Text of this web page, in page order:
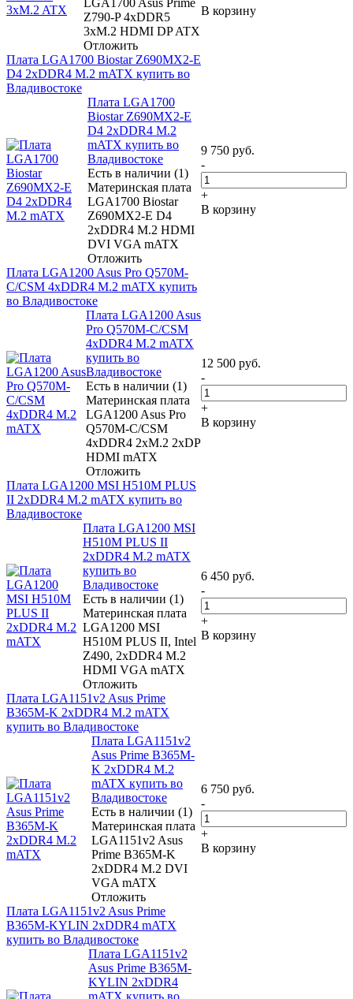
Z790-P 4xDDR5
3xM.2 HDMI DP ATX
Отложить
В корзину
Плата LGA1700 Biostar Z690MX2-E
D4 2xDDR4 M.2 mATX купить во
Владивостоке
Плата LGA1700
Biostar Z690MX2-E
D4 2xDDR4 M.2
mATX купить во
Владивостоке
Есть в наличии (1)
Материнская плата
LGA1700 Biostar
Z690MX2-E D4
2xDDR4 M.2 HDMI
DVI VGA mATX
Отложить
9 750 руб.
-
+
В корзину
Плата LGA1200 Asus Pro Q570M-
C/CSM 4xDDR4 M.2 mATX купить
во Владивостоке
Плата LGA1200 Asus
Pro Q570M-C/CSM
4xDDR4 M.2 mATX
купить во
Владивостоке
Есть в наличии (1)
Материнская плата
LGA1200 Asus Pro
Q570M-C/CSM
4xDDR4 2xM.2 2xDP
HDMI mATX
Отложить
12 500 руб.
-
+
В корзину
Плата LGA1200 MSI H510M PLUS
II 2xDDR4 M.2 mATX купить во
Владивостоке
Плата LGA1200 MSI
H510M PLUS II
2xDDR4 M.2 mATX
купить во
Владивостоке
Есть в наличии (1)
Материнская плата
LGA1200 MSI
H510M PLUS II, Intel
Z490, 2xDDR4 M.2
HDMI VGA mATX
Отложить
6 450 руб.
-
+
В корзину
Плата LGA1151v2 Asus Prime
B365M-K 2xDDR4 M.2 mATX
купить во Владивостоке
Плата LGA1151v2
Asus Prime B365M-
K 2xDDR4 M.2
mATX купить во
Владивостоке
Есть в наличии (1)
Материнская плата
LGA1151v2 Asus
Prime B365M-K
2xDDR4 M.2 DVI
VGA mATX
Отложить
6 750 руб.
-
+
В корзину
Плата LGA1151v2 Asus Prime
B365M-KYLIN 2xDDR4 mATX
купить во Владивостоке
Плата LGA1151v2
Asus Prime B365M-
KYLIN 2xDDR4
mATX купить во